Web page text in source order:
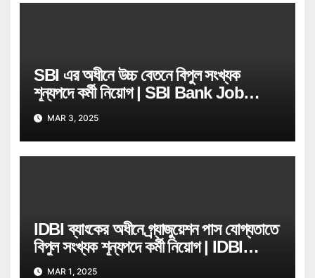
SBI এর অধীনে উচ্চ বেতনে বিপুল সংখ্যক
শূন্যপদে কর্মী নিয়োগ | SBI Bank Job
Recruitment
MAR 3, 2025
IDBI ব্যাংকের অধীনে গ্ৰ্যাজুয়েশন পাস যোগ্যতাতে
বিপুল সংখ্যক শূন্যপদে কর্মী নিয়োগ | IDBI
Bank Job Recruitment
MAR 1, 2025